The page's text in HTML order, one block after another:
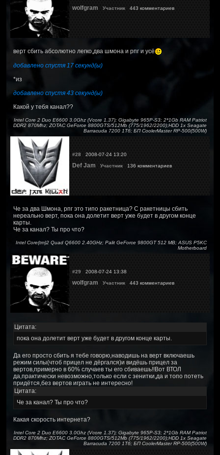
wolfgram Участник 443 комментариев
верт сбить абсолютно легко,два шмона и рпг и усё
добавлено спустя 17 секунд(ы)
*из
добавлено спустя 43 секунд(ы)
Какой у тебя канал??
Intel Core 2 Duo E6600 3.0Ghz (Vcore 1.37); Gigabyte 965P-S3; 2*1Gb RAM Patriot
DDR2 870Mhz; ZOTAC GeForce 8800GTS/512Mb (775/1962/2200);HDD 1x Seagate
Barracuda 7200 1Тб; БП CoolerMaster RP-500(500W)
#28 2008-07-24 13:20
Def Jam Участник 136 комментариев
Че за два Шмона, рпг это типо ракетница? С ракетницы сбить
нереально верт, пока она долетит верт уже будет в другом конце
карты.
Че за канал? Ты про что?
Intel Core(tm)2 Quad Q6600 2.40GHz; Palit GeForce 9800GT 512 MB; ASUS P5KC
Motherboard
#29 2008-07-24 13:38
wolfgram Участник 443 комментариев
Цитата:
пока она долетит верт уже будет в другом конце карты.
Да его просто сбить я тебе говорю,наводишь на верт включаешь
режим силы(чтоб прицел не дёргался)и видёшь прицел за
вертов,примерно в 60% случаев ты его сбиваешь!!Вот ВТОЛ
да,практически невозможно,только если с зенитки,да и топо потеть
придётся,без вертов играть не интересно!
Цитата:
Че за канал? Ты про что?
Какая скорость интернета?
Intel Core 2 Duo E6600 3.0Ghz (Vcore 1.37); Gigabyte 965P-S3; 2*1Gb RAM Patriot
DDR2 870Mhz; ZOTAC GeForce 8800GTS/512Mb (775/1962/2200);HDD 1x Seagate
Barracuda 7200 1Тб; БП CoolerMaster RP-500(500W)